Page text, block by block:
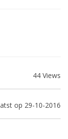
44 Views
op 29-10-2016